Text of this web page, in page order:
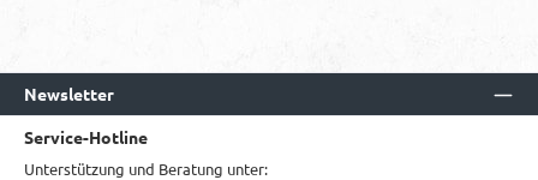
Newsletter
Service-Hotline
Unterstützung und Beratung unter: